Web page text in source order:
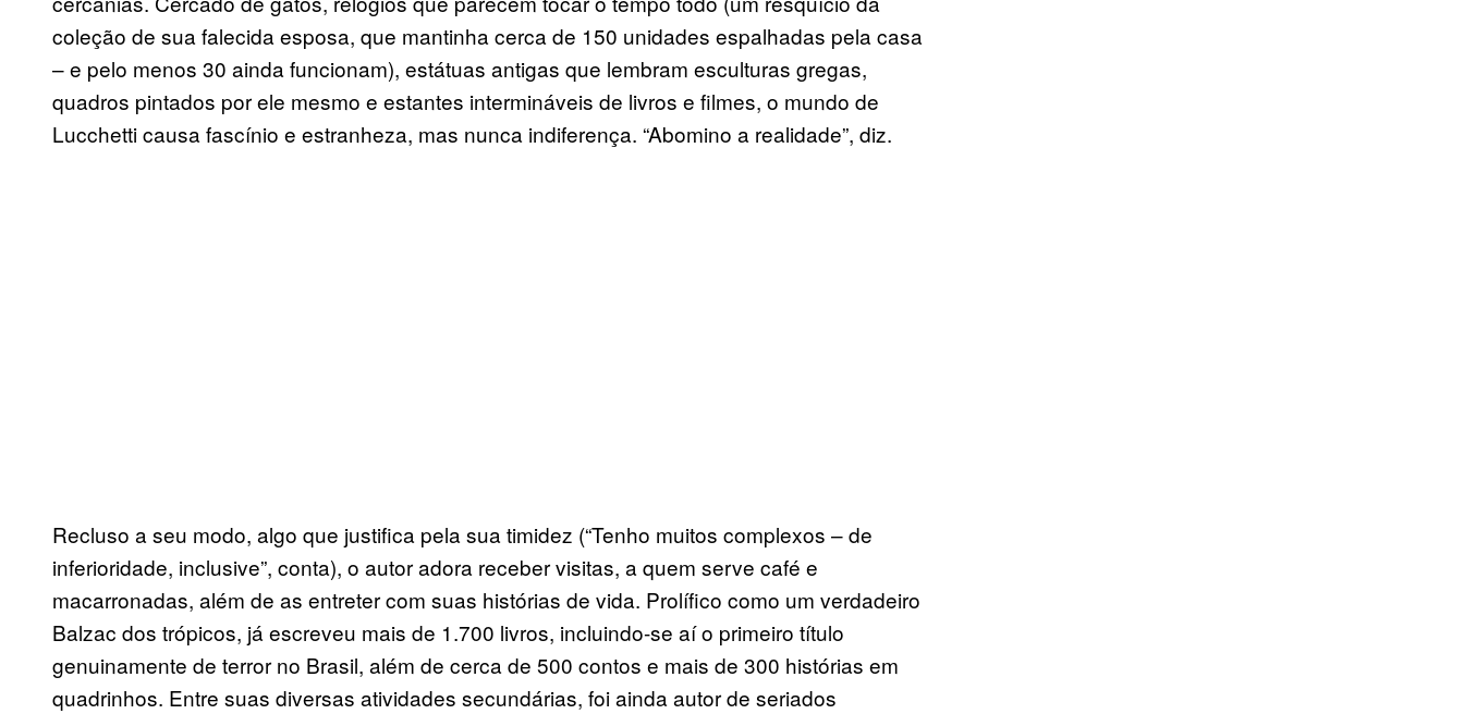
coleção de sua falecida esposa, que mantinha cerca de 150 unidades espalhadas pela casa
– e pelo menos 30 ainda funcionam), estátuas antigas que lembram esculturas gregas,
quadros pintados por ele mesmo e estantes intermináveis de livros e filmes, o mundo de
Lucchetti causa fascínio e estranheza, mas nunca indiferença. “Abomino a realidade”, diz.
Recluso a seu modo, algo que justifica pela sua timidez (“Tenho muitos complexos – de
inferioridade, inclusive”, conta), o autor adora receber visitas, a quem serve café e
macarronadas, além de as entreter com suas histórias de vida. Prolífico como um verdadeiro
Balzac dos trópicos, já escreveu mais de 1.700 livros, incluindo-se aí o primeiro título
genuinamente de terror no Brasil, além de cerca de 500 contos e mais de 300 histórias em
quadrinhos. Entre suas diversas atividades secundárias, foi ainda autor de seriados